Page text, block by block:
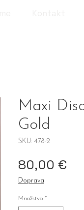
Maxi
Gold
SKU: 478-2
80,00 €
Doprava
Množstvo *